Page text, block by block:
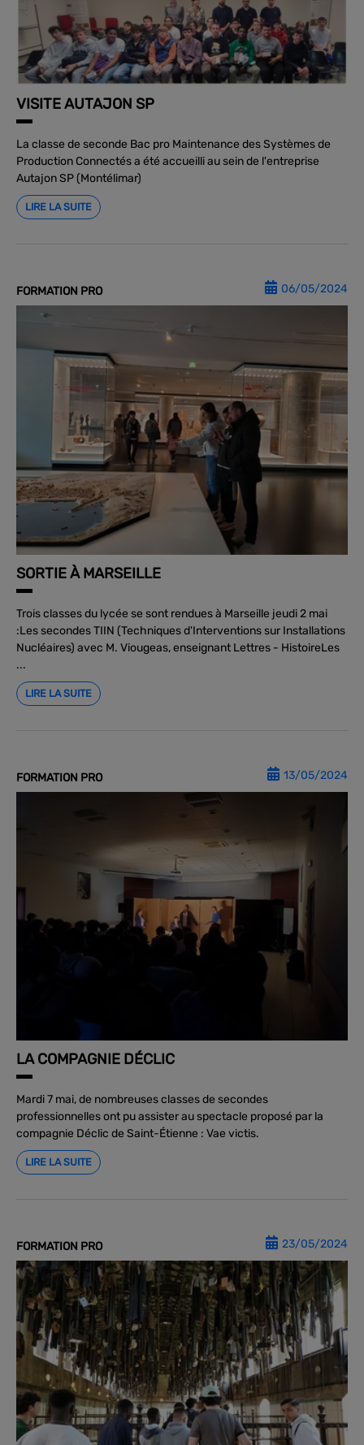
VISITE AUTAJON SP
La classe de seconde Bac pro Maintenance des Systèmes de
Production Connectés a été accueilli au sein de l'entreprise
Autajon SP (Montélimar)
LIRE LA SUITE
FORMATION PRO 06/05/2024
SORTIE À MARSEILLE
Trois classes du lycée se sont rendues à Marseille jeudi 2 mai
:Les secondes TIIN (Techniques d'Interventions sur Installations
Nucléaires) avec M. Viougeas, enseignant Lettres - HistoireLes
...
LIRE LA SUITE
FORMATION PRO 13/05/2024
LA COMPAGNIE DÉCLIC
Mardi 7 mai, de nombreuses classes de secondes
professionnelles ont pu assister au spectacle proposé par la
compagnie Déclic de Saint-Étienne : Vae victis.
LIRE LA SUITE
FORMATION PRO 23/05/2024